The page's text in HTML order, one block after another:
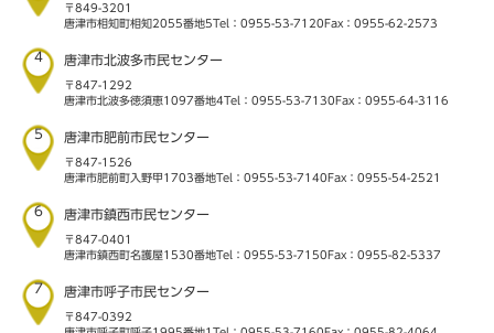
〒849-3201
唐津市相知町相知2055番地5Tel：0955-53-7120 Fax：0955-62-2573
4 唐津市北波多市民センター
〒847-1292
唐津市北波多徳須恵1097番地4Tel：0955-53-7130 Fax：0955-64-3116
5 唐津市肥前市民センター
〒847-1526
唐津市肥前町入野甲1703番地Tel：0955-53-7140 Fax：0955-54-2521
6 唐津市鎮西市民センター
〒847-0401
唐津市鎮西町名護屋1530番地Tel：0955-53-7150 Fax：0955-82-5337
7 唐津市呼子市民センター
〒847-0392